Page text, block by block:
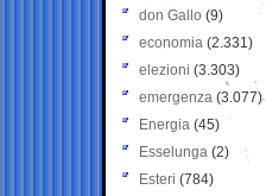
don Gallo (9)
economia (2.331)
elezioni (3.303)
emergenza (3.077)
Energia (45)
Esselunga (2)
Esteri (784)